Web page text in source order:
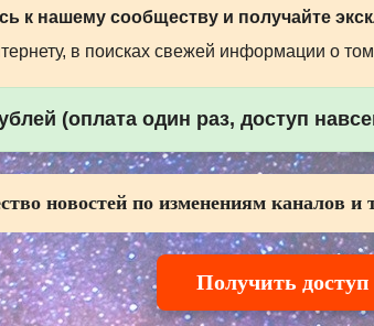
к нашему сообществу и получайте
в поисках свежей информации о
(оплата один раз, доступ
новостей по изменениям каналов и
Получить доступ